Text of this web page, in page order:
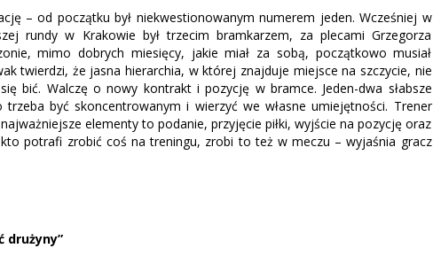
– od początku był niekwestionowanym numerem jeden. Wcześniej w
rundy w Krakowie był trzecim bramkarzem, za plecami Grzegorza
mimo dobrych miesięcy, jakie miał za sobą, początkowo musiał
twierdzi, że jasna hierarchia, w której znajduje miejsce na szczycie, nie
bić. Walczę o nowy kontrakt i pozycję w bramce. Jeden-dwa słabsze
być skoncentrowanym i wierzyć we własne umiejętności. Trener
elementy to podanie, przyjęcie piłki, wyjście na pozycję oraz
potrafi zrobić coś na treningu, zrobi to też w meczu – wyjaśnia gracz
drużyny”